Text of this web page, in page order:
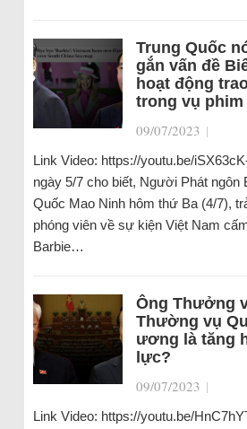
Trung Quốc
gắn vấn đề
hoạt động
trong vụ phim
09/07/2023 |
Link Video: https://youtu.be/
ngày 5/7 cho biết, Người Phát ngôn
Quốc Mao Ninh hôm thứ Ba (4/7),
phóng viên về sự kiện Việt Nam
Barbie…
Ông Thưởng
Thường vụ
ương là tăng
lực?
09/07/2023 |
Link Video: https://youtu.be/